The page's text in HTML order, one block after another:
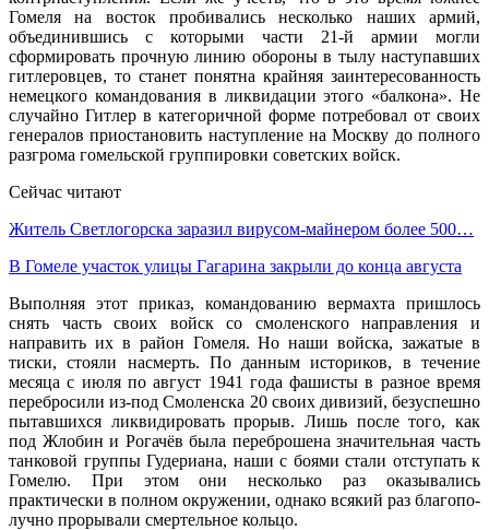
Гомеля на восток пробивались несколько наших армий,
объединившись с которыми части 21-й армии могли
сформировать прочную линию обороны в тылу наступавших
гитлеровцев, то станет понятна край­няя заинтересованность
немецкого ко­мандования в ликвидации этого «бал­кона». Не
случайно Гитлер в категорич­ной форме потребовал от своих
генера­лов приостановить наступление на Мо­скву до полного
разгрома гомельской группировки советских войск.
Сейчас читают
Житель Светлогорска заразил вирусом-майнером более 500…
В Гомеле участок улицы Гагарина закрыли до конца августа
Выполняя этот приказ, командова­нию вермахта пришлось
снять часть своих войск со смоленского направле­ния и
направить их в район Гомеля. Но наши войска, зажатые в
тиски, стояли насмерть. По данным историков, в те­чение
месяца с июля по август 1941 го­да фашисты в разное время
переброси­ли из-под Смоленска 20 своих дивизий, безуспешно
пытавшихся ликвидиро­вать прорыв. Лишь после того, как
под Жлобин и Рогачёв была переброшена значительная часть
танковой группы Гудериана, наши с боями стали отсту­пать к
Гомелю. При этом они несколько раз оказывались
практически в полном окружении, однако всякий раз благопо­
лучно прорывали смертельное кольцо.